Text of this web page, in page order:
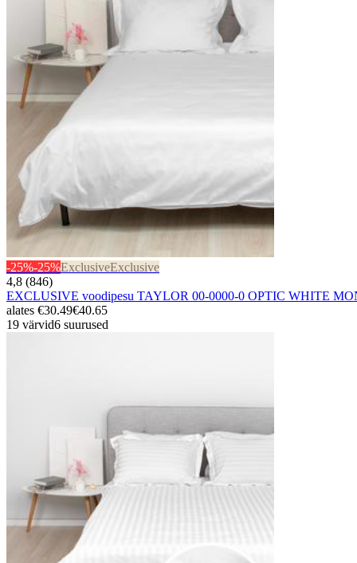
-25%-25%ExclusiveExclusive
4,8 (846)
EXCLUSIVE voodipesu TAYLOR 00-0000-0 OPTIC WHITE
alates €30.49€40.65
19 värvid6 suurused